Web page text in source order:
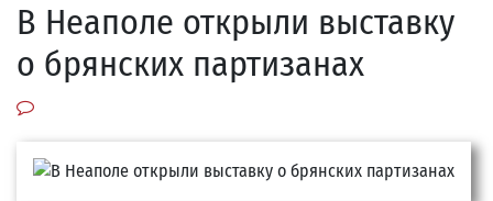
В Неаполе открыли выставку
о брянских партизанах